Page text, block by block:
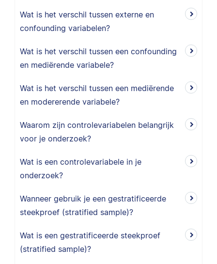
Wat is het verschil tussen externe en
confounding variabelen?
Wat is het verschil tussen een confounding
en mediërende variabele?
Wat is het verschil tussen een mediërende
en modererende variabele?
Waarom zijn controlevariabelen belangrijk
voor je onderzoek?
Wat is een controlevariabele in je
onderzoek?
Wanneer gebruik je een gestratificeerde
steekproef (stratified sample)?
Wat is een gestratificeerde steekproef
(stratified sample)?